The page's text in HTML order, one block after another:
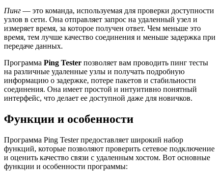
Пинг — это команда, используемая для проверки доступности
узлов в сети. Она отправляет запрос на удаленный узел и
измеряет время, за которое получен ответ. Чем меньше это
время, тем лучше качество соединения и меньше задержка при
передаче данных.
Программа Ping Tester позволяет вам проводить пинг тесты
на различные удаленные узлы и получать подробную
информацию о задержке, потере пакетов и стабильности
соединения. Она имеет простой и интуитивно понятный
интерфейс, что делает ее доступной даже для новичков.
Функции и особенности
Программа Ping Tester предоставляет широкий набор
функций, которые позволяют проверить сетевое подключение
и оценить качество связи с удаленным хостом. Вот основные
функции и особенности программы: